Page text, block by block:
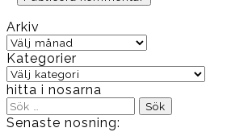
Arkiv
Arkiv
Kategorier
Kategorier
hitta i nosarna
Sök
efter:
Senaste nosning: